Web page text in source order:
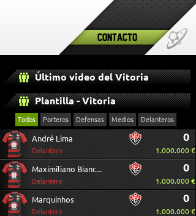
Contacto
Último video del Vitoria
Plantilla - Vitoria
Todos Porteros Defensas Medios Delanteros
André Lima
Delantero
0
1.000.000 €
Maximiliano Biancucchi
Delantero
0
1.000.000 €
Marquinhos
Delantero
0
1.000.000 €